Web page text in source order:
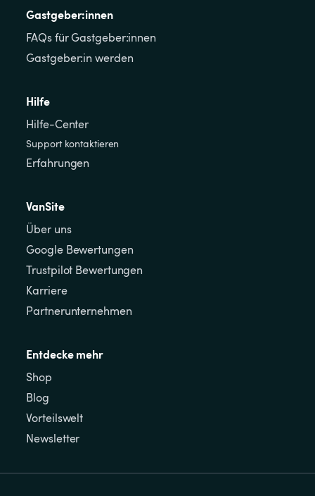
Gastgeber:innen
FAQs für Gastgeber:innen
Gastgeber:in werden
Hilfe
Hilfe-Center
Support kontaktieren
Erfahrungen
VanSite
Über uns
Google Bewertungen
Trustpilot Bewertungen
Karriere
Partnerunternehmen
Entdecke mehr
Shop
Blog
Vorteilswelt
Newsletter